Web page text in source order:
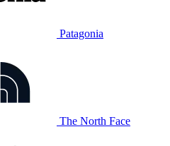
Patagonia
The North Face